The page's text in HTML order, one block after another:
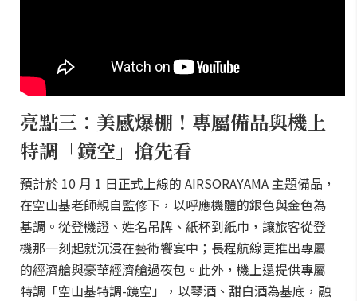
亮點三：美感爆棚！專屬備品與機上
特調「鏡空」搶先看
預計於 10 月 1 日正式上線的 AIRSORAYAMA 主題備品，
在空山基老師親自監修下，以呼應機體的銀色與金色為
基調。從登機證、姓名吊牌、紙杯到紙巾，讓旅客從登
機那一刻起就沉浸在藝術饗宴中；長程航線更推出專屬
的經濟艙與豪華經濟艙過夜包。此外，機上還提供專屬
特調「空山基特調-鏡空」，以琴酒、甜白酒為基底，融